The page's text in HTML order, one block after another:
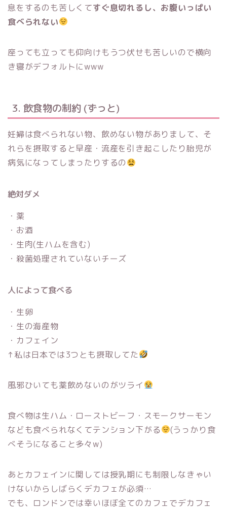
息をするのも苦しくてすぐ息切れるし、お腹いっぱい
食べられない
座っても立っても仰向けもうつ伏せも苦しいので横向
き寝がデフォルトにwww
3. 飲食物の制約 (ずっと)
妊婦は食べられない物、飲めない物がありまして、そ
れらを摂取すると早産・流産を引き起こしたり胎児が
病気になってしまったりするの
絶対ダメ
・薬
・お酒
・生肉(生ハムを含む)
・殺菌処理されていないチーズ
人によって食べる
・生卵
・生の海産物
・カフェイン
↑私は日本では3つとも摂取してた
風邪ひいても薬飲めないのがツライ
食べ物は生ハム・ローストビーフ・スモークサーモン
なども食べられなくてテンション下がる
(うっかり食
べそうになること多々w)
あとカフェインに関しては授乳期にも制限しなきゃい
けないからしばらくデカフェが必須…
でも、ロンドンでは幸いほぼ全てのカフェでデカフェ